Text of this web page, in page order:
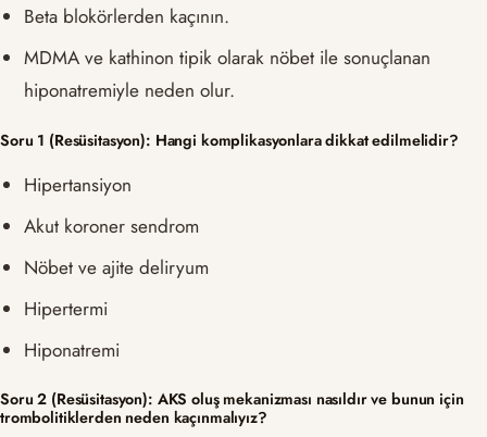
Beta blokörlerden kaçının.
MDMA ve kathinon tipik olarak nöbet ile sonuçlanan
hiponatremiyle neden olur.
Soru 1 (Resüsitasyon): Hangi komplikasyonlara dikkat edilmelidir?
Hipertansiyon
Akut koroner sendrom
Nöbet ve ajite deliryum
Hipertermi
Hiponatremi
Soru 2 (Resüsitasyon): AKS oluş mekanizması nasıldır ve bunun için
trombolitiklerden neden kaçınmalıyız?